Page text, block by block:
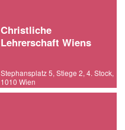
Christliche
Lehrerschaft Wiens
Stephansplatz 5, Stiege 2, 4. Stock,
1010 Wien